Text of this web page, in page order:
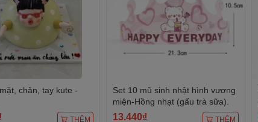
chân, tay kute -
THÊM
Set 10 mũ sinh nhật hình vương
miện-Hồng nhạt (gấu trà sữa).
13.440₫ THÊM